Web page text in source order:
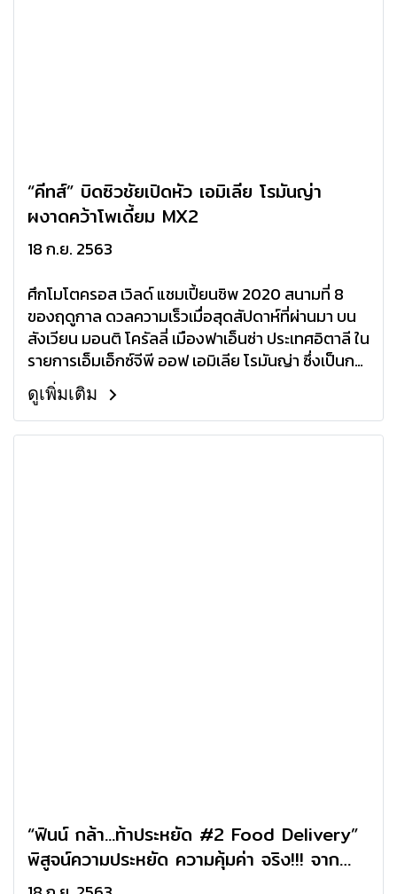
“คีทส์” บิดซิวชัยเปิดหัว เอมิเลีย โรมันญ่า
ผงาดคว้าโพเดี้ยม MX2
18 ก.ย. 2563
ศึกโมโตครอส เวิลด์ แชมเปี้ยนชิพ 2020 สนามที่ 8
ของฤดูกาล ดวลความเร็วเมื่อสุดสัปดาห์ที่ผ่านมา บน
สังเวียน มอนติ โครัลลี่ เมืองฟาเอ็นซ่า ประเทศอิตาลี ใน
รายการเอ็มเอ็กซ์จีพี ออฟ เอมิเลีย โรมันญ่า ซึ่งเป็นการ
ชิงชัยบนแทร็กดังกล่าวเป็นสนามที่ 3 ติดต่อกัน
ดูเพิ่มเติม
“ฟินน์ กล้า...ท้าประหยัด #2 Food Delivery”
พิสูจน์ความประหยัด ความคุ้มค่า จริง!!! จาก
Food Delivery Lineman